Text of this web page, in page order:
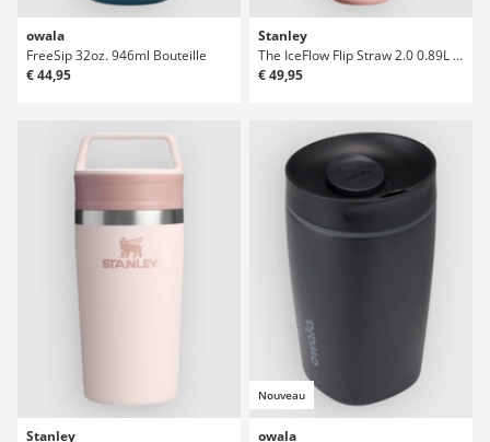
owala
FreeSip 32oz. 946ml Bouteille
€ 44,95
Stanley
The IceFlow Flip Straw 2.0 0.89L / 30oz Bouteille
€ 49,95
Stanley
Nouveau
owala